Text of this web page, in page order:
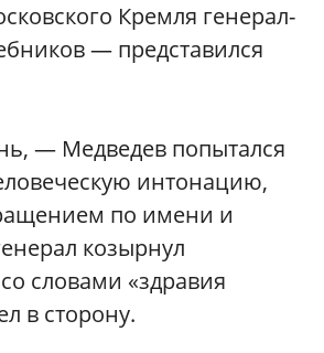
Кремля генерал-
— представился
— Медведев попытался
интонацию,
по имени и
козырнул
словами «здравия
в сторону.